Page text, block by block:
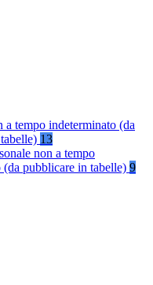
a tempo indeterminato (da
13
non a tempo
(da pubblicare in tabelle) 9